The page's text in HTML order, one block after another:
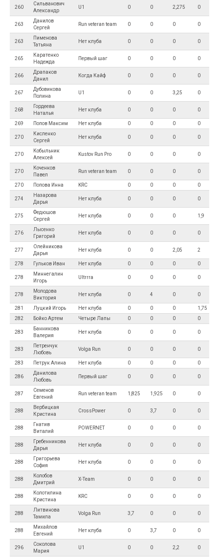
260
Сильванович
Александр
U1 0 0 2,275 0
263
Данилов
Сергей
Run veteran team 0 0 0 0
263
Пименова
Татьяна
Нет клуба 0 0 0 0
265
Каратенко
Надежда
Первый шаг 0 0 0 0
266
Драпаков
Данил
Когда Кайф 0 0 0 0
267
Дубовикова
Полина
U1 0 0 3,25 0
268
Гордеева
Наталья
Нет клуба 0 0 0 0
269 Попов Максим Нет клуба 0 0 0 0
270
Кисленко
Сергей
Нет клуба 0 0 0 0
270
Кобыльник
Алексей
Kustov Run Pro 0 0 0 0
270
Коченков
Павел
Run veteran team 0 0 0 0
270 Попова Инна KRC 0 0 0 0
274
Назарова
Дарья
Нет клуба 0 0 0 0
275
Федюшов
Сергей
Нет клуба 0 0 0 1,9
276
Лысенко
Григорий
Нет клуба 0 0 0 0
277
Олейникова
Дарья
Нет клуба 0 0 2,05 2
278 Гульков Иван Нет клуба 0 0 0 0
278
Миннегалин
Игорь
Ultrrra 0 0 0 0
278
Молодова
Виктория
Нет клуба 0 4 0 0
281 Луцкий Игорь Нет клуба 0 0 0
1,75
282
Бойко Артем Четыре Лапы 0 0 0 0
283
Банникова
Валерия
Нет клуба 0 0 0 0
283
Петренчук
Любовь
Volga Run 0 0 0 0
283 Петрук Алина Нет клуба 0 0 0 0
286
Данилова
Любовь
Первый шаг 0 0 0 0
287
Семенов
Евгений
Run veteran team 1,825 1,925 0 0
288
Вербицкая
Кристина
CrossPower 0 3,7 0 0
288
Гнатив
Виталий
POWERNET 0 0 0 0
288
Гребенникова
Дарья
Нет клуба 0 0 0 0
288
Григорьева
София
Нет клуба 0 0 0 0
288
Колобов
Дмитрий
X-Team 0 0 0 0
288
Колотилина
Кристина
KRC 0 0 0 0
288
Литвинова
Тамила
Volga Run 3,7 0 0 0
288
Михайлов
Евгений
Нет клуба 0 3,7 0 0
296
Соколова
Мария
U1 0 0 2,2 0